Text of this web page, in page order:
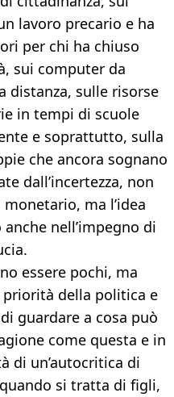
lavoro precario e ha
per chi ha chiuso
sui computer da
distanza, sulle risorse
in tempi di scuole
e soprattutto, sulla
che ancora sognano
dall’incertezza, non
ma l’idea
nell’impegno di
essere pochi, ma
della politica e
guardare a cosa può
come questa e in
di un’autocritica di
si tratta di figli,